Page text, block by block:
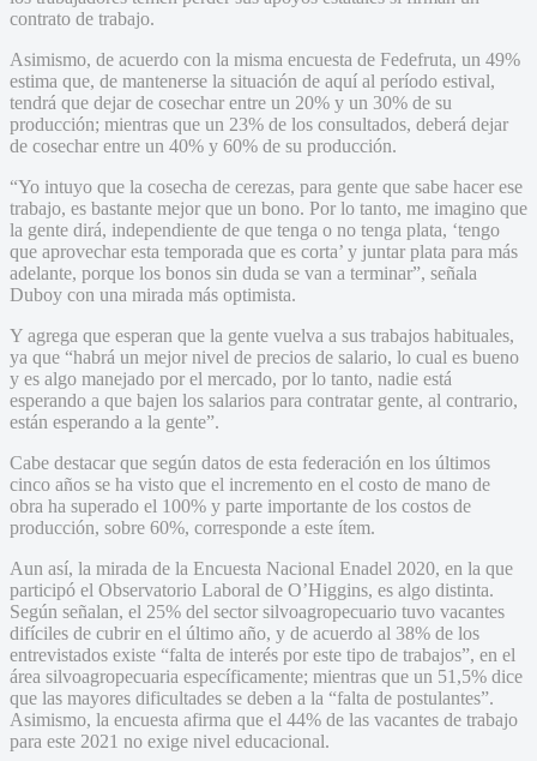
contrato de trabajo.
Asimismo, de acuerdo con la misma encuesta de Fedefruta, un 49%
estima que, de mantenerse la situación de aquí al período estival,
tendrá que dejar de cosechar entre un 20% y un 30% de su
producción; mientras que un 23% de los consultados, deberá dejar
de cosechar entre un 40% y 60% de su producción.
“Yo intuyo que la cosecha de cerezas, para gente que sabe hacer ese
trabajo, es bastante mejor que un bono. Por lo tanto, me imagino que
la gente dirá, independiente de que tenga o no tenga plata, ‘tengo
que aprovechar esta temporada que es corta’ y juntar plata para más
adelante, porque los bonos sin duda se van a terminar”, señala
Duboy con una mirada más optimista.
Y agrega que esperan que la gente vuelva a sus trabajos habituales,
ya que “habrá un mejor nivel de precios de salario, lo cual es bueno
y es algo manejado por el mercado, por lo tanto, nadie está
esperando a que bajen los salarios para contratar gente, al contrario,
están esperando a la gente”.
Cabe destacar que según datos de esta federación en los últimos
cinco años se ha visto que el incremento en el costo de mano de
obra ha superado el 100% y parte importante de los costos de
producción, sobre 60%, corresponde a este ítem.
Aun así, la mirada de la Encuesta Nacional Enadel 2020, en la que
participó el Observatorio Laboral de O’Higgins, es algo distinta.
Según señalan, el 25% del sector silvoagropecuario tuvo vacantes
difíciles de cubrir en el último año, y de acuerdo al 38% de los
entrevistados existe “falta de interés por este tipo de trabajos”, en el
área silvoagropecuaria específicamente; mientras que un 51,5% dice
que las mayores dificultades se deben a la “falta de postulantes”.
Asimismo, la encuesta afirma que el 44% de las vacantes de trabajo
para este 2021 no exige nivel educacional.